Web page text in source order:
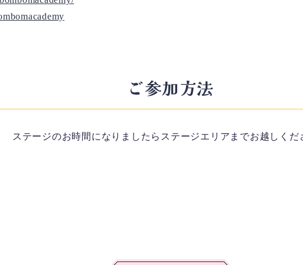
ご参加方法
ステージのお時間になりましたらステージエリアまでお越しくだ